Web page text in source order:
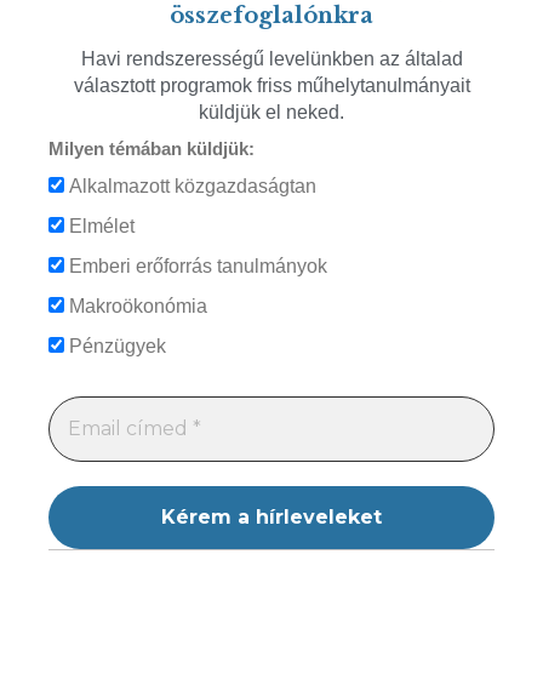
összefoglalónkra
Havi rendszerességű levelünkben az általad
választott programok friss műhelytanulmányait
küldjük el neked.
Milyen témában küldjük:
Alkalmazott közgazdaságtan
Elmélet
Emberi erőforrás tanulmányok
Makroökonómia
Pénzügyek